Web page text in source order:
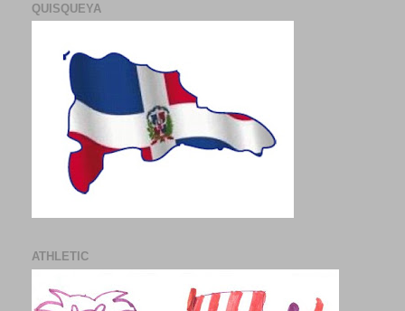
QUISQUEYA
ATHLETIC